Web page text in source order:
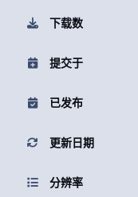
下载数
提交于
已发布
更新日期
分辨率